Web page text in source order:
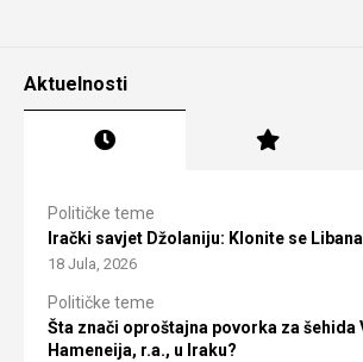
Aktuelnosti
Političke teme
Irački savjet Džolaniju: Klonite se Libana
18 Jula, 2026
Političke teme
Šta znači oproštajna povorka za šehida
Hameneija, r.a., u Iraku?